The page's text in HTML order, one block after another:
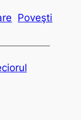
Poveşti